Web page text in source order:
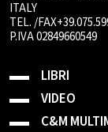
ITALY
TEL. /
P.IVA 02849660549
LIBRI
VIDEO
C&M